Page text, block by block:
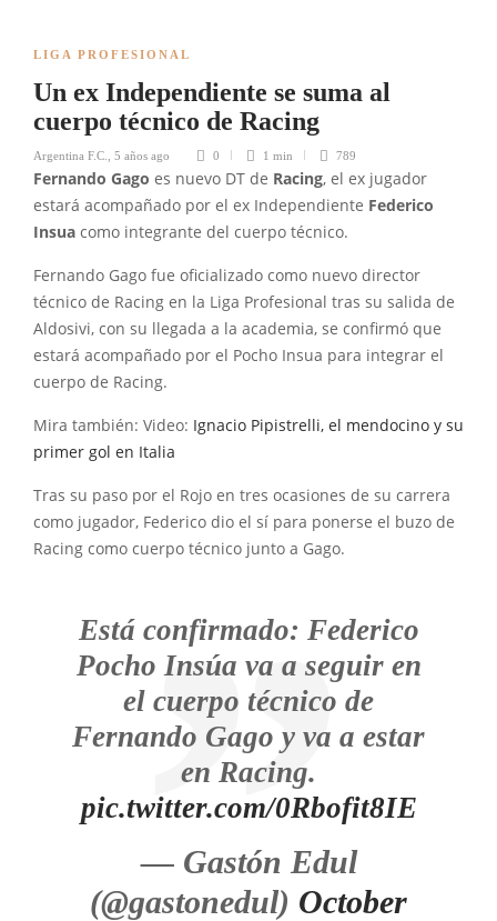
LIGA PROFESIONAL
Un ex Independiente se suma al
cuerpo técnico de Racing
Argentina F.C. 5 años ago 0 1 min 789
Fernando Gago es nuevo DT de Racing, el ex jugador
estará acompañado por el ex Independiente Federico
Insua como integrante del cuerpo técnico.
Fernando Gago fue oficializado como nuevo director
técnico de Racing en la Liga Profesional tras su salida de
Aldosivi, con su llegada a la academia, se confirmó que
estará acompañado por el Pocho Insua para integrar el
cuerpo de Racing.
Mira también: Video: Ignacio Pipistrelli, el mendocino y su
primer gol en Italia
Tras su paso por el Rojo en tres ocasiones de su carrera
como jugador, Federico dio el sí para ponerse el buzo de
Racing como cuerpo técnico junto a Gago.
Está confirmado: Federico
Pocho Insúa va a seguir en
el cuerpo técnico de
Fernando Gago y va a estar
en Racing.
pic.twitter.com/0Rbofit8IE
— Gastón Edul
(@gastonedul) October